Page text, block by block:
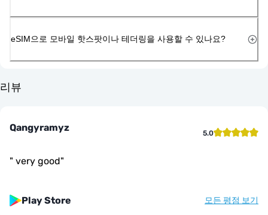
eSIM으로 모바일 핫스팟이나 테더링을 사용할 수 있나요?
리뷰
Qangyramyz 5.0
" very good"
Play Store 모든 평점 보기